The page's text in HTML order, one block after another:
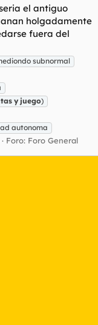
el antiguo
holgadamente
fuera del
subnormal
y juego)
autonoma
Foro: Foro General